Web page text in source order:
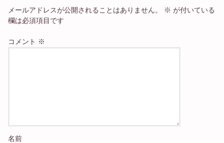
メールアドレスが公開されることはありません。 ※ が付いている
欄は必須項目です
コメント ※
名前